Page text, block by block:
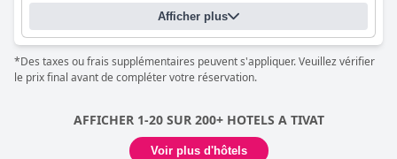
Afficher plus
*Des taxes ou frais supplémentaires peuvent s'appliquer. Veuillez vérifier
le prix final avant de compléter votre réservation.
AFFICHER 1-20 SUR 200+ HOTELS A TIVAT
Voir plus d'hôtels